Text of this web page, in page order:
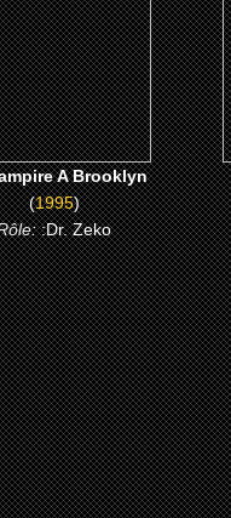
CLICK ME
A Brooklyn
(1995)
:Dr. Zeko